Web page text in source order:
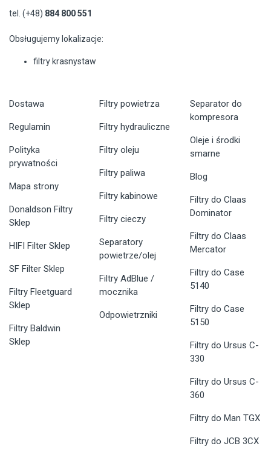
tel. (+48) 884 800 551
Obsługujemy lokalizacje:
filtry krasnystaw
Dostawa
Regulamin
Polityka
prywatności
Mapa strony
Donaldson Filtry
Sklep
HIFI Filter Sklep
SF Filter Sklep
Filtry Fleetguard
Sklep
Filtry Baldwin
Sklep
Filtry powietrza
Filtry hydrauliczne
Filtry oleju
Filtry paliwa
Filtry kabinowe
Filtry cieczy
Separatory
powietrze/olej
Filtry AdBlue /
mocznika
Odpowietrzniki
Separator do
kompresora
Oleje i środki
smarne
Blog
Filtry do Claas
Dominator
Filtry do Claas
Mercator
Filtry do Case
5140
Filtry do Case
5150
Filtry do Ursus C-
330
Filtry do Ursus C-
360
Filtry do Man TGX
Filtry do JCB 3CX